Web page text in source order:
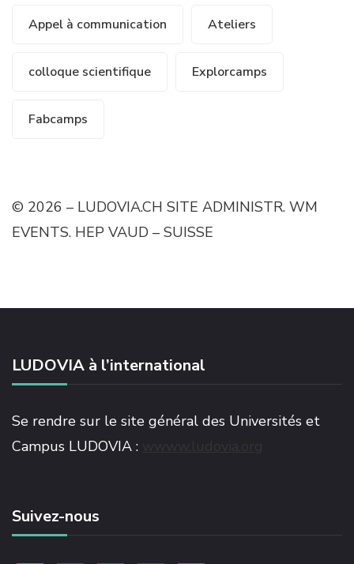
Appel à communication Ateliers
colloque scientifique Explorcamps
Fabcamps
© 2026 – LUDOVIA.CH SITE ADMINISTR. WM
EVENTS. HEP VAUD – SUISSE
LUDOVIA à l’international
Se rendre sur le site général des Universités et
Campus LUDOVIA :
Suivez-nous